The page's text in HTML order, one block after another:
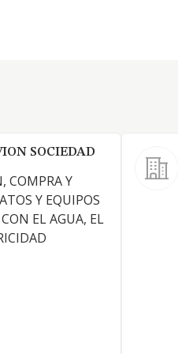
SOCIEDAD
COMPRA Y
Y EQUIPOS
EL AGUA, EL